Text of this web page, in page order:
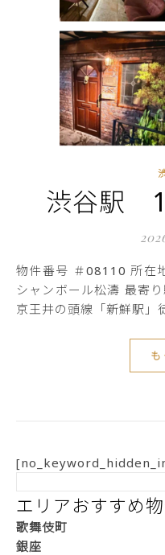
渋谷駅
物件番号 ＃08110 所在地 東京都渋谷区松濤2-14-12
シャンボール松濤 最寄
京王井の頭線「新鮮駅」
エリアおすすめ
歌舞伎町
銀座